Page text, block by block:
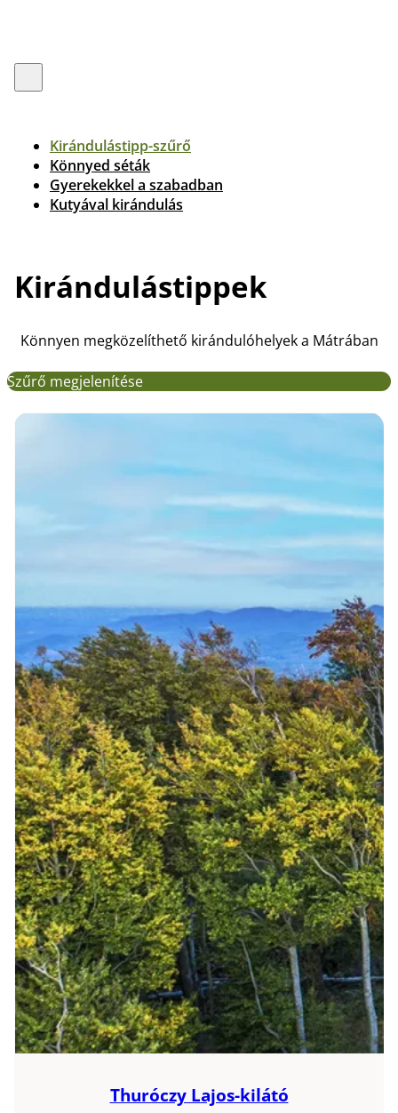
Kirándulástipp-szűrő
Könnyed séták
Gyerekekkel a szabadban
Kutyával kirándulás
Kirándulástippek
Könnyen megközelíthető kirándulóhelyek a Mátrában
Szűrő megjelenítése
Thuróczy Lajos-kilátó